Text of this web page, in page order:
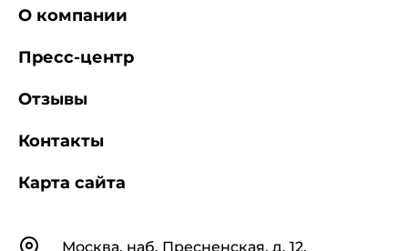
КонтактыМосква, наб. Пресненская, д. 12,
О компании
Пресс-центр
Отзывы
Контакты
Карта сайта